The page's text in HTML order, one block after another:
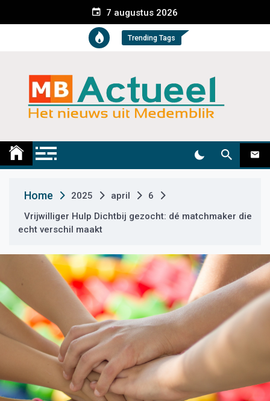
e
t
7 augustus 2026
Trending Tags
Medemblik Actueel
Home 2025 april
6
Vrijwilliger Hulp Dichtbij gezocht: dé matchmaker die
echt verschil maakt